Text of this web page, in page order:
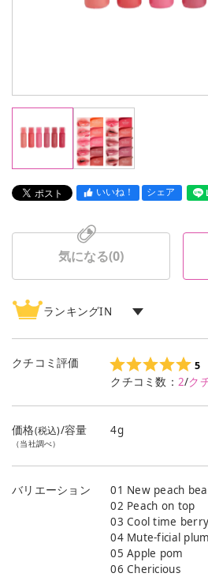
いいね！ シェア
気になる(0)
ランキングIN
口紅・グロス・リップライナーラン
クチコミ評価
5
クチコミ数： 2/ク
価格(税込)/容量
（当社調べ）
4g
バリエーション
01 New peach
02 Peach on top
03 Cool time berry
04 Mute-ficial plum
05 Apple pom
06 Chericious